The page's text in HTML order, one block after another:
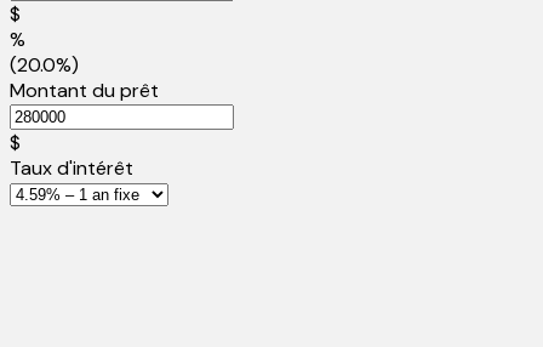
$
%
(20.0%)
Montant du prêt
$
Taux d'intérêt